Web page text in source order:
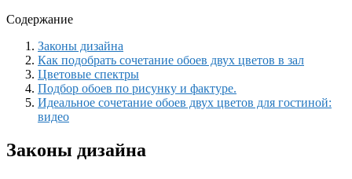
Содержание
Законы дизайна
Как подобрать сочетание обоев двух цветов в зал
Цветовые спектры
Подбор обоев по рисунку и фактуре.
Идеальное сочетание обоев двух цветов для гостиной:
видео
Законы дизайна